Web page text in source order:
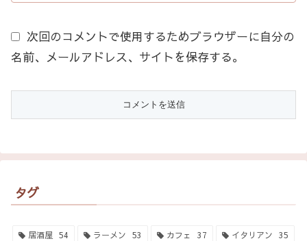
次回のコメントで使用するためブラウザーに自分の
名前、メールアドレス、サイトを保存する。
タグ
居酒屋 54 ラーメン 53 カフェ 37 イタリアン 35